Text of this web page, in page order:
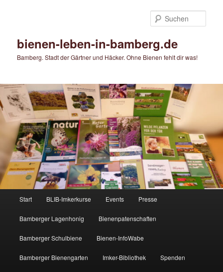
bienen-leben-in-bamberg.de
Bamberg. Stadt der Gärtner und Häcker. Ohne Bienen fehlt dir was!
Start BLIB-Imkerkurse Events Presse
Bamberger Lagenhonig Bienenpatenschaften
Bamberger Schulbiene Bienen-InfoWabe
Bamberger Bienengarten Imker-Bibliothek Spenden